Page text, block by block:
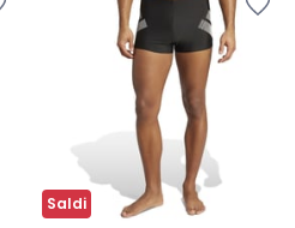
Saldi